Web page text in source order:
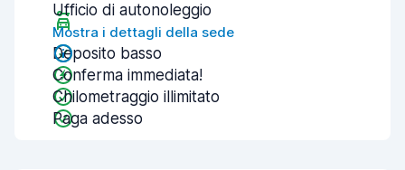
Ufficio di autonoleggio
Mostra i dettagli della sede
Deposito basso
Conferma immediata!
Chilometraggio illimitato
Paga adesso